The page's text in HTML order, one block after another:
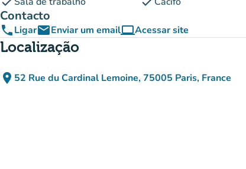
Contacto
phoneLigaremailEnviar um emailcomputerAcessar site
(novo separador)
Localização
place 52 Rue du Cardinal Lemoine, 75005 Paris, France
(abrir no Google Maps)
(novo separador)